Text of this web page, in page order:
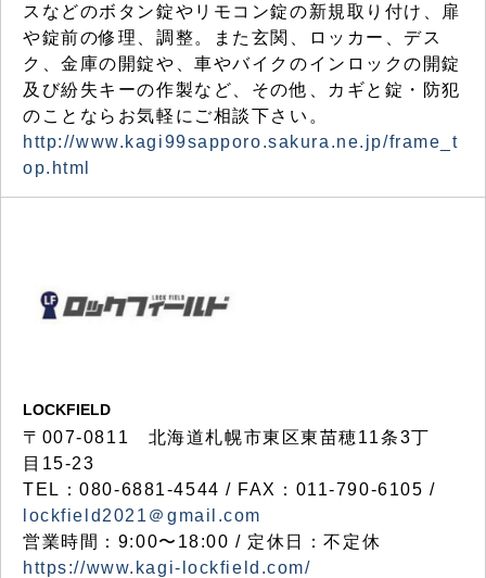
スなどのボタン錠やリモコン錠の新規取り付け、扉
や錠前の修理、調整。また玄関、ロッカー、デス
ク、金庫の開錠や、車やバイクのインロックの開錠
及び紛失キーの作製など、その他、カギと錠・防犯
のことならお気軽にご相談下さい。
http://www.kagi99sapporo.sakura.ne.jp/frame_t
op.html
LOCKFIELD
〒007-0811 北海道札幌市東区東苗穂11条3丁
目15-23
TEL：080-6881-4544 / FAX：011-790-6105 /
lockfield2021＠gmail.com
営業時間：9:00〜18:00 / 定休日：不定休
https://www.kagi-lockfield.com/